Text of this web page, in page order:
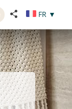
FR ▼